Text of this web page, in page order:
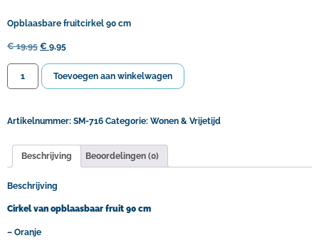
Opblaasbare fruitcirkel 90 cm
€19,95 € 9,95
Toevoegen aan winkelwagen
Artikelnummer: SM-716 Categorie: Wonen & Vrijetijd
Beschrijving Beoordelingen (0)
Beschrijving
Cirkel van opblaasbaar fruit 90 cm
– Oranje